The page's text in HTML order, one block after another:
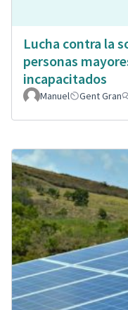
Lucha contra la
personas
incapacitados
Manuel Gent Gran